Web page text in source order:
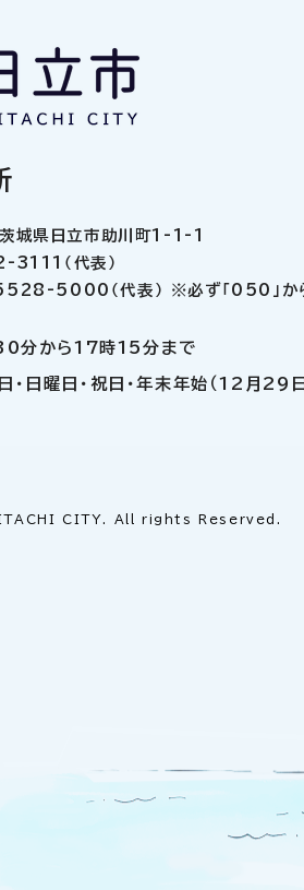
県日立市助川町1-1-1
（代表）
5000（代表） ※必ず「050」から
分から17時15分まで
・日曜日・祝日・年末年始（12月29
CITY. All rights Reserved.